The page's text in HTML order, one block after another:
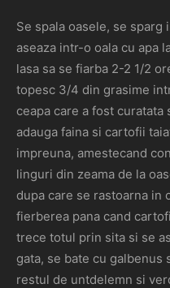
Se spala oasele, se
aseaza intr-o oala cu apa
lasa sa se fiarba 2-2 1/2
topesc 3/4 din grasime
ceapa care a fost
adauga faina si cartofii
impreuna, amestecand
linguri din zeama de la
dupa care se rastoarna in
fierberea pana cand
trece totul prin sita si se
gata, se bate cu galbenus
restul de untdelemn si